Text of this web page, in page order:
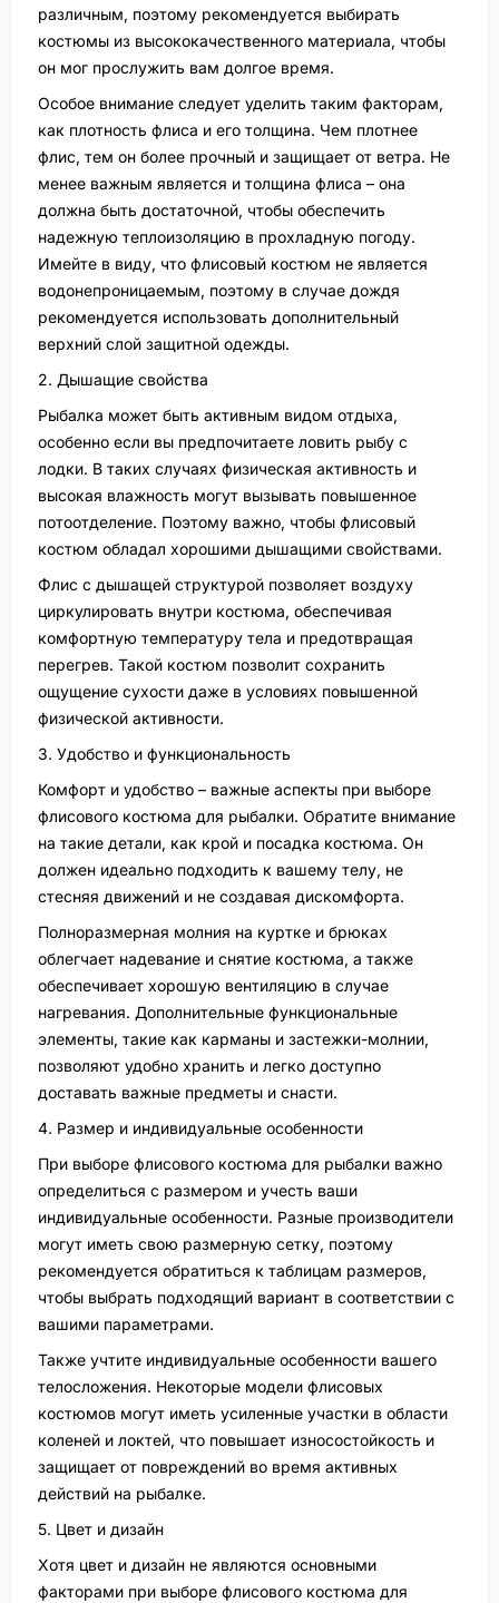
различным, поэтому рекомендуется выбирать
костюмы из высококачественного материала, чтобы
он мог прослужить вам долгое время.
Особое внимание следует уделить таким факторам,
как плотность флиса и его толщина. Чем плотнее
флис, тем он более прочный и защищает от ветра. Не
менее важным является и толщина флиса – она
должна быть достаточной, чтобы обеспечить
надежную теплоизоляцию в прохладную погоду.
Имейте в виду, что флисовый костюм не является
водонепроницаемым, поэтому в случае дождя
рекомендуется использовать дополнительный
верхний слой защитной одежды.
2. Дышащие свойства
Рыбалка может быть активным видом отдыха,
особенно если вы предпочитаете ловить рыбу с
лодки. В таких случаях физическая активность и
высокая влажность могут вызывать повышенное
потоотделение. Поэтому важно, чтобы флисовый
костюм обладал хорошими дышащими свойствами.
Флис с дышащей структурой позволяет воздуху
циркулировать внутри костюма, обеспечивая
комфортную температуру тела и предотвращая
перегрев. Такой костюм позволит сохранить
ощущение сухости даже в условиях повышенной
физической активности.
3. Удобство и функциональность
Комфорт и удобство – важные аспекты при выборе
флисового костюма для рыбалки. Обратите внимание
на такие детали, как крой и посадка костюма. Он
должен идеально подходить к вашему телу, не
стесняя движений и не создавая дискомфорта.
Полноразмерная молния на куртке и брюках
облегчает надевание и снятие костюма, а также
обеспечивает хорошую вентиляцию в случае
нагревания. Дополнительные функциональные
элементы, такие как карманы и застежки-молнии,
позволяют удобно хранить и легко доступно
доставать важные предметы и снасти.
4. Размер и индивидуальные особенности
При выборе флисового костюма для рыбалки важно
определиться с размером и учесть ваши
индивидуальные особенности. Разные производители
могут иметь свою размерную сетку, поэтому
рекомендуется обратиться к таблицам размеров,
чтобы выбрать подходящий вариант в соответствии с
вашими параметрами.
Также учтите индивидуальные особенности вашего
телосложения. Некоторые модели флисовых
костюмов могут иметь усиленные участки в области
коленей и локтей, что повышает износостойкость и
защищает от повреждений во время активных
действий на рыбалке.
5. Цвет и дизайн
Хотя цвет и дизайн не являются основными
факторами при выборе флисового костюма для